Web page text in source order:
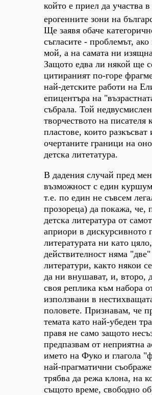
който е приел да участва
ерогенните зони на
Ще заявя обаче
съгласите - проблемът,
мой, а на самата ни
Защото едва ли някой ще
цитираният по-горе
най-детските работи на
епицентъра на
събрала. Той
творчеството на писателя
пластове, които
очертаните граници на
детска литетатура.
В дадения случай пред
възможност с един куршум
т.е. по един не съвсем
прозореца) да покажа, че,
детска литература от
априори в дискурсивното
литературата ни като
действителност няма
литератури, както някои
да ни внушават, и, второ,
своя реплика към набора
използвани в
половете. Признавам, че
темата като най-убеден
правя не само защото
предпазвам от неприятна
името на Фуко и глагола
най-прагматични
трябва да режа клона, на
същото време, свободно